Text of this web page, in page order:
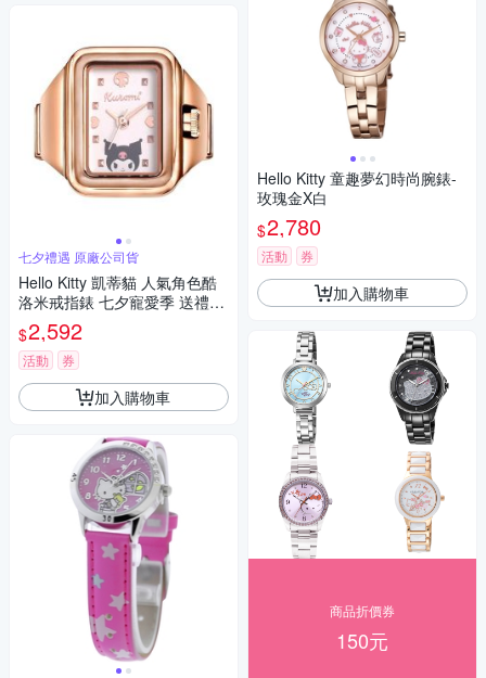
七夕禮遇 原廠公司貨
Hello Kitty 凱蒂貓 人氣角色酷
洛米戒指錶 七夕寵愛季 送禮推
薦-玫瑰金 LK713LRWI-A
$2,592
活動 券
加入購物車
Hello Kitty 童趣夢幻時尚腕錶-
玫瑰金X白
$2,780
活動 券
加入購物車
商品折價券
150元